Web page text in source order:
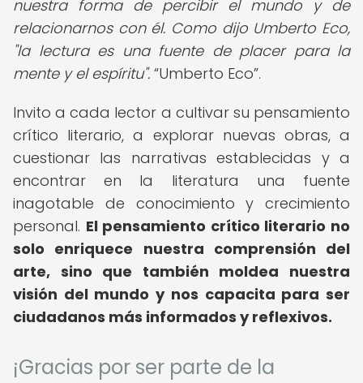
nuestra forma de percibir el mundo y de
relacionarnos con él. Como dijo Umberto Eco,
"la lectura es una fuente de placer para la
mente y el espíritu". Umberto Eco .
Invito a cada lector a cultivar su pensamiento
crítico literario, a explorar nuevas obras, a
cuestionar las narrativas establecidas y a
encontrar en la literatura una fuente
inagotable de conocimiento y crecimiento
personal. El pensamiento crítico literario no
solo enriquece nuestra comprensión del
arte, sino que también moldea nuestra
visión del mundo y nos capacita para ser
ciudadanos más informados y reflexivos.
¡Gracias por ser parte de la